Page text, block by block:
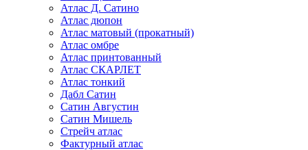
Атлас Д. Сатино
Атлас дюпон
Атлас матовый (прокатный)
Атлас омбре
Атлас принтованный
Атлас СКАРЛЕТ
Атлас тонкий
Дабл Сатин
Сатин Августин
Сатин Мишель
Стрейч атлас
Фактурный атлас